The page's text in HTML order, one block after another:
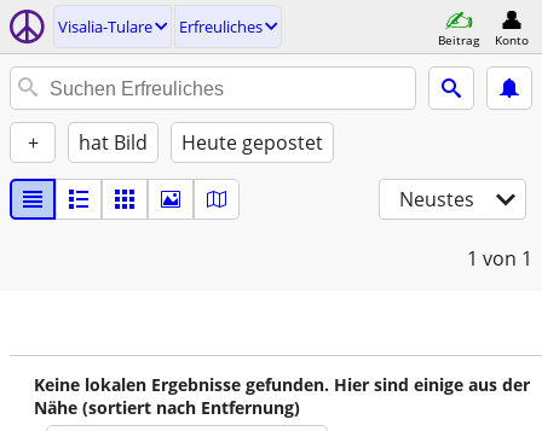
Visalia-Tulare Erfreuliches
Beitrag Konto
+ hat Bild Heute gepostet
Neustes
1 von 1
Keine lokalen Ergebnisse gefunden. Hier sind einige aus der
Nähe (sortiert nach Entfernung)